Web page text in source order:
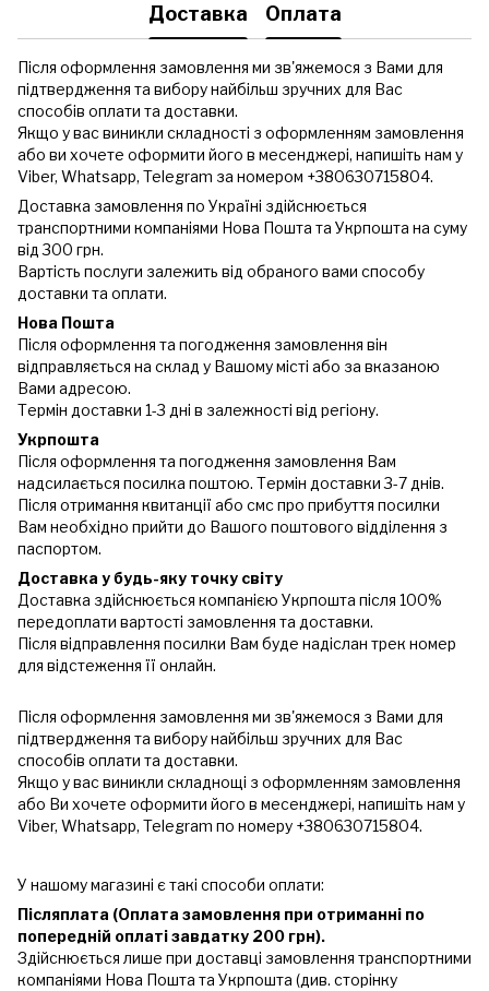
Доставка Оплата
Після оформлення замовлення ми зв'яжемося з Вами для
підтвердження та вибору найбільш зручних для Вас
способів оплати та доставки.
Якщо у вас виникли складності з оформленням замовлення
або ви хочете оформити його в месенджері, напишіть нам у
Viber, Whatsapp, Telegram за номером +380630715804.
Доставка замовлення по Україні здійснюється
транспортними компаніями Нова Пошта та Укрпошта на суму
від 300 грн.
Вартість послуги залежить від обраного вами способу
доставки та оплати.
Нова Пошта
Після оформлення та погодження замовлення він
відправляється на склад у Вашому місті або за вказаною
Вами адресою.
Термін доставки 1-3 дні в залежності від регіону.
Укрпошта
Після оформлення та погодження замовлення Вам
надсилається посилка поштою. Термін доставки 3-7 днів.
Після отримання квитанції або смс про прибуття посилки
Вам необхідно прийти до Вашого поштового відділення з
паспортом.
Доставка у будь-яку точку світу
Доставка здійснюється компанією Укрпошта після 100%
передоплати вартості замовлення та доставки.
Після відправлення посилки Вам буде надіслан трек номер
для відстеження її онлайн.
Після оформлення замовлення ми зв'яжемося з Вами для
підтвердження та вибору найбільш зручних для Вас
способів оплати та доставки.
Якщо у вас виникли складнощі з оформленням замовлення
або Ви хочете оформити його в месенджері, напишіть нам у
Viber, Whatsapp, Telegram по номеру +380630715804.
У нашому магазині є такі способи оплати:
Післяплата (Оплата замовлення при отриманні по
попередній оплаті завдатку 200 грн).
Здійснюється лише при доставці замовлення транспортними
компаніями Нова Пошта та Укрпошта (див. сторінку